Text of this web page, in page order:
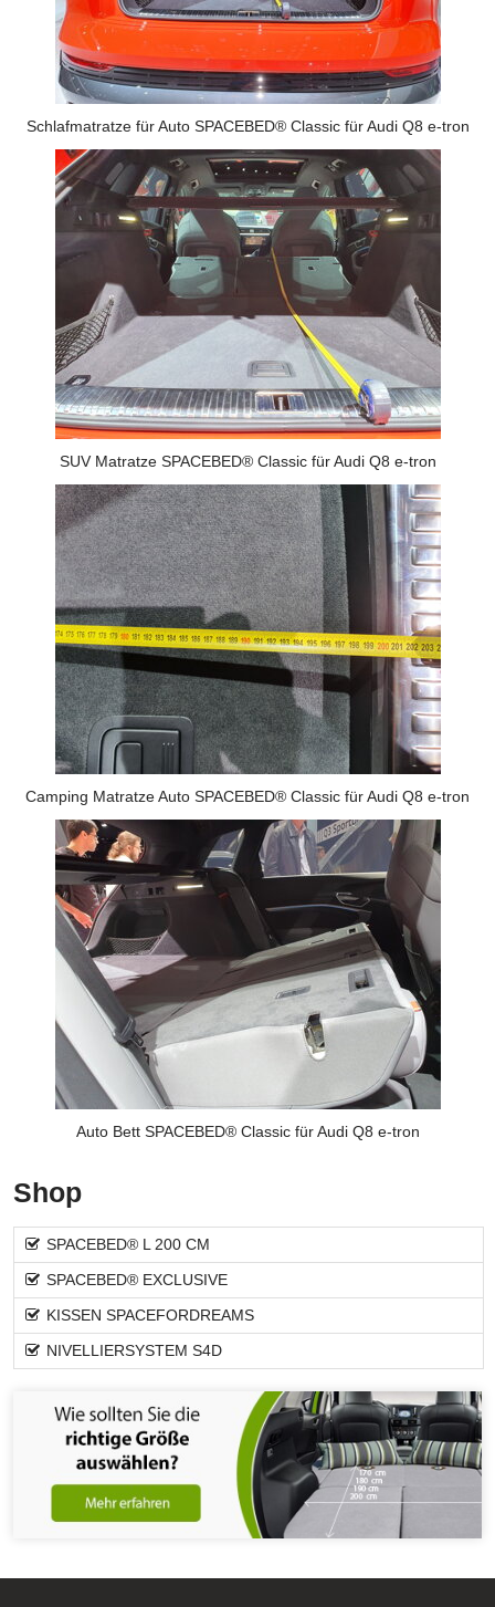
Schlafmatratze für Auto SPACEBED® Classic für Audi Q8 e-tron
SUV Matratze SPACEBED® Classic für Audi Q8 e-tron
Camping Matratze Auto SPACEBED® Classic für Audi Q8 e-tron
Auto Bett SPACEBED® Classic für Audi Q8 e-tron
Shop
SPACEBED® L 200 CM
SPACEBED® EXCLUSIVE
KISSEN SPACEFORDREAMS
NIVELLIERSYSTEM S4D